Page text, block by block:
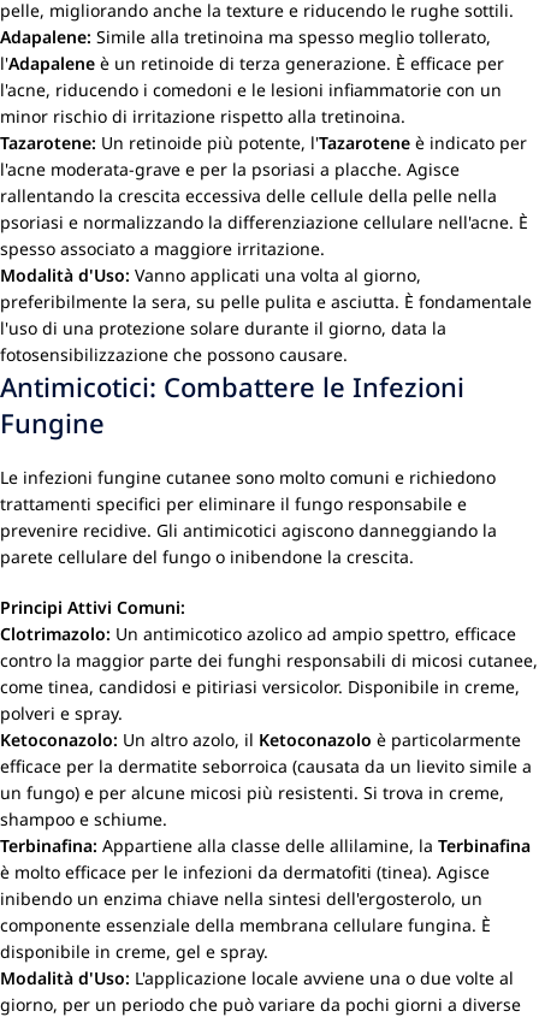
pelle, migliorando anche la texture e riducendo le rughe sottili.
Adapalene: Simile alla tretinoina ma spesso meglio tollerato,
l'Adapalene è un retinoide di terza generazione. È efficace per
l'acne, riducendo i comedoni e le lesioni infiammatorie con un
minor rischio di irritazione rispetto alla tretinoina.
Tazarotene: Un retinoide più potente, l'Tazarotene è indicato per
l'acne moderata-grave e per la psoriasi a placche. Agisce
rallentando la crescita eccessiva delle cellule della pelle nella
psoriasi e normalizzando la differenziazione cellulare nell'acne. È
spesso associato a maggiore irritazione.
Modalità d'Uso: Vanno applicati una volta al giorno,
preferibilmente la sera, su pelle pulita e asciutta. È fondamentale
l'uso di una protezione solare durante il giorno, data la
fotosensibilizzazione che possono causare.
Antimicotici: Combattere le Infezioni
Fungine
Le infezioni fungine cutanee sono molto comuni e richiedono
trattamenti specifici per eliminare il fungo responsabile e
prevenire recidive. Gli antimicotici agiscono danneggiando la
parete cellulare del fungo o inibendone la crescita.
Principi Attivi Comuni:
Clotrimazolo: Un antimicotico azolico ad ampio spettro, efficace
contro la maggior parte dei funghi responsabili di micosi cutanee,
come tinea, candidosi e pitiriasi versicolor. Disponibile in creme,
polveri e spray.
Ketoconazolo: Un altro azolo, il Ketoconazolo è particolarmente
efficace per la dermatite seborroica (causata da un lievito simile a
un fungo) e per alcune micosi più resistenti. Si trova in creme,
shampoo e schiume.
Terbinafina: Appartiene alla classe delle allilamine, la Terbinafina
è molto efficace per le infezioni da dermatofiti (tinea). Agisce
inibendo un enzima chiave nella sintesi dell'ergosterolo, un
componente essenziale della membrana cellulare fungina. È
disponibile in creme, gel e spray.
Modalità d'Uso: L'applicazione locale avviene una o due volte al
giorno, per un periodo che può variare da pochi giorni a diverse